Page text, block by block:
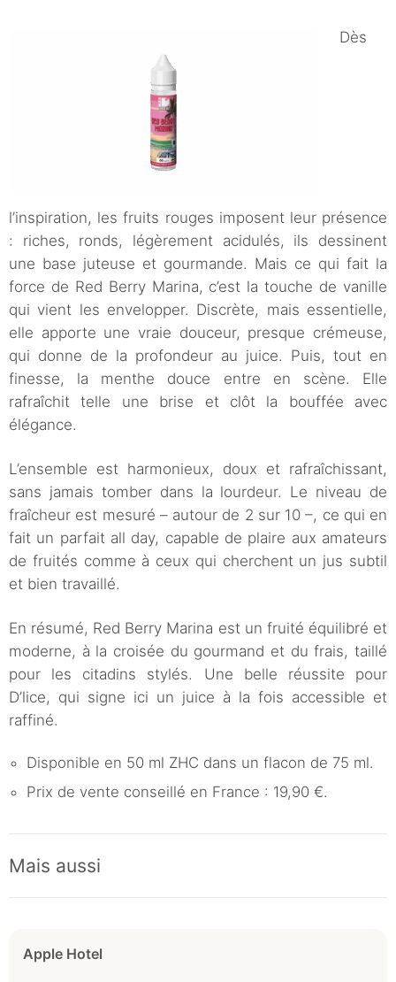
Dès
l’inspiration, les fruits rouges imposent leur présence
: riches, ronds, légèrement acidulés, ils dessinent
une base juteuse et gourmande. Mais ce qui fait la
force de Red Berry Marina, c’est la touche de vanille
qui vient les envelopper. Discrète, mais essentielle,
elle apporte une vraie douceur, presque crémeuse,
qui donne de la profondeur au juice. Puis, tout en
finesse, la menthe douce entre en scène. Elle
rafraîchit telle une brise et clôt la bouffée avec
élégance.
L’ensemble est harmonieux, doux et rafraîchissant,
sans jamais tomber dans la lourdeur. Le niveau de
fraîcheur est mesuré – autour de 2 sur 10 –, ce qui en
fait un parfait all day, capable de plaire aux amateurs
de fruités comme à ceux qui cherchent un jus subtil
et bien travaillé.
En résumé, Red Berry Marina est un fruité équilibré et
moderne, à la croisée du gourmand et du frais, taillé
pour les citadins stylés. Une belle réussite pour
D’lice, qui signe ici un juice à la fois accessible et
raffiné.
Disponible en 50 ml ZHC dans un flacon de 75 ml.
Prix de vente conseillé en France : 19,90 €.
Mais aussi
Apple Hotel